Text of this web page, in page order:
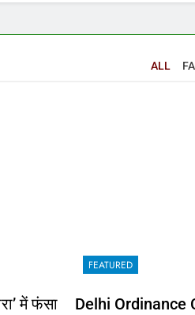
ALL
में फंसा
FEATURED
Delhi Ordinance